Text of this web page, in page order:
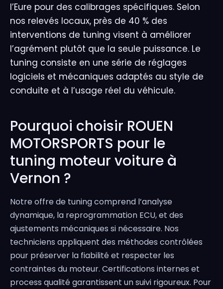
l’Eure pour des calibrages spécifiques. Selon
nos relevés locaux, près de 40 % des
interventions de tuning visent à améliorer
l’agrément plutôt que la seule puissance. Le
tuning consiste en une série de réglages
logiciels et mécaniques adaptés au style de
conduite et à l’usage réel du véhicule.
Pourquoi choisir ROUEN
MOTORSPORTS pour le
tuning moteur voiture à
Vernon ?
Notre offre de tuning comprend l’analyse
dynamique, la reprogrammation ECU, et des
ajustements mécaniques si nécessaire. Nos
techniciens appliquent des méthodes contrôlées
pour préserver la fiabilité et respecter les
contraintes du moteur. Certifications internes et
process qualité garantissent un suivi rigoureux. Pour